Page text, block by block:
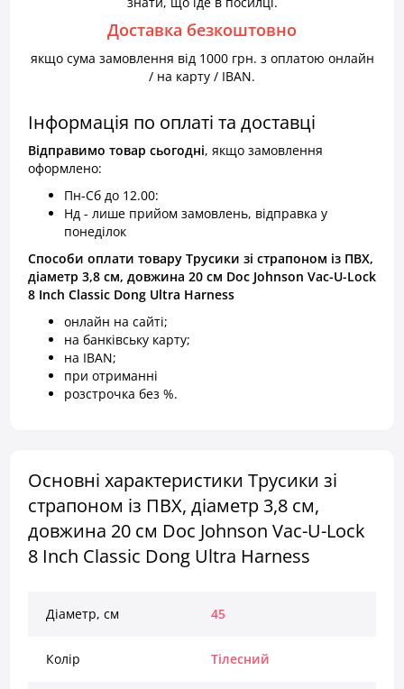
Доставка безкоштовно
якщо сума замовлення від 1000 грн. з оплатою онлайн
/ на карту / IBAN.
Інформація по оплаті та доставці
Відправимо товар сьогодні, якщо замовлення
оформлено:
Пн-Сб до 12.00:
Нд - лише прийом замовлень, відправка у
понеділок
Способи оплати товару Трусики зі страпоном із ПВХ,
діаметр 3,8 см, довжина 20 см Doc Johnson Vac-U-Lock
8 Inch Classic Dong Ultra Harness
онлайн на сайті;
на банківську карту;
на IBAN;
при отриманні
розстрочка без %.
Основні характеристики Трусики зі
страпоном із ПВХ, діаметр 3,8 см,
довжина 20 см Doc Johnson Vac-U-Lock
8 Inch Classic Dong Ultra Harness
Діаметр, см 45
Колір Тілесний